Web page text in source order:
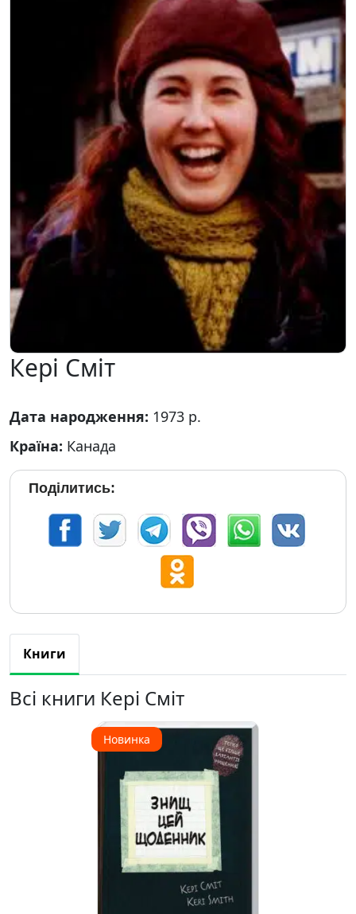
Кері Сміт
Дата народження: 1973 р.
Країна: Канада
Поділитись:
Книги
Всі книги Кері Сміт
Новинка